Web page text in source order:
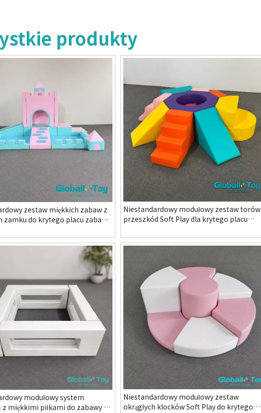
produkty
zestaw miękkich zabaw z
zamku do krytego placu zabaw
FEC
Niestandardowy modułowy zestaw torów
przeszkód Soft Play dla krytego placu
modułowy system
miękkimi piłkami do zabawy w
Niestandardowy modułowy zestaw
okrągłych klocków Soft Play do krytego